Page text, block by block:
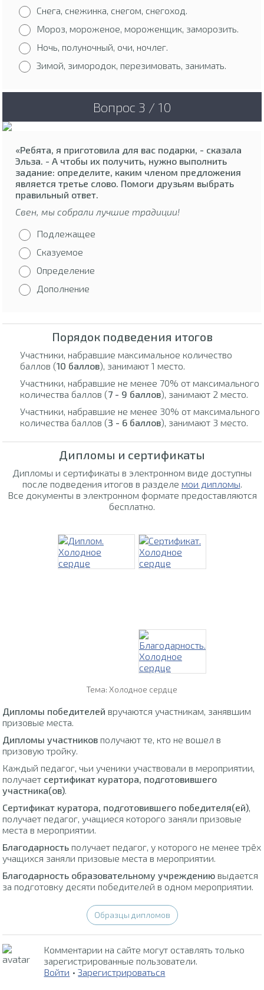
Снега, снежинка, снегом, снегоход.
Мороз, мороженое, мороженщик, заморозить.
Ночь, полуночный, очи, ночлег.
Зимой, зимородок, перезимовать, занимать.
Вопрос 3 / 10
«Ребята, я приготовила для вас подарки, - сказала
Эльза. - А чтобы их получить, нужно выполнить
задание: определите, каким членом предложения
является третье слово. Помоги друзьям выбрать
правильный ответ.
Свен, мы собрали лучшие традиции!
Подлежащее
Сказуемое
Определение
Дополнение
Порядок подведения итогов
Участники, набравшие максимальное количество
баллов (10 баллов), занимают 1 место.
Участники, набравшие не менее 70% от максимального
количества баллов (7 - 9 баллов), занимают 2 место.
Участники, набравшие не менее 30% от максимального
количества баллов (3 - 6 баллов), занимают 3 место.
Дипломы и сертификаты
Дипломы и сертификаты в электронном виде доступны
после подведения итогов в разделе мои дипломы.
Все документы в электронном формате предоставляются
бесплатно.
Тема: Холодное сердце
Дипломы победителей вручаются участникам, занявшим
призовые места.
Дипломы участников получают те, кто не вошел в
призовую тройку.
Каждый педагог, чьи ученики участвовали в мероприятии,
получает сертификат куратора, подготовившего
участника(ов).
Сертификат куратора, подготовившего победителя(ей),
получает педагог, учащиеся которого заняли призовые
места в мероприятии.
Благодарность получает педагог, у которого не менее трёх
учащихся заняли призовые места в мероприятии.
Благодарность образовательному учреждению выдается
за подготовку десяти победителей в одном мероприятии.
Образцы дипломов
Комментарии на сайте могут оставлять только
зарегистрированные пользователи.
Войти •Зарегистрироваться